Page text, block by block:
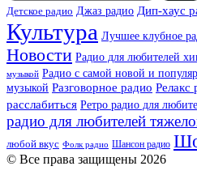
Детское радио Джаз радио Дип-хаус
Культура Лучшее клубное
Новости Радио для любителей
музыкой Радио с самой новой и
музыкой Разговорное радио Релакс
расслабиться Ретро радио для
радио для любителей
любой вкус Фолк радио Шансон радио
© Все права защищены 2026